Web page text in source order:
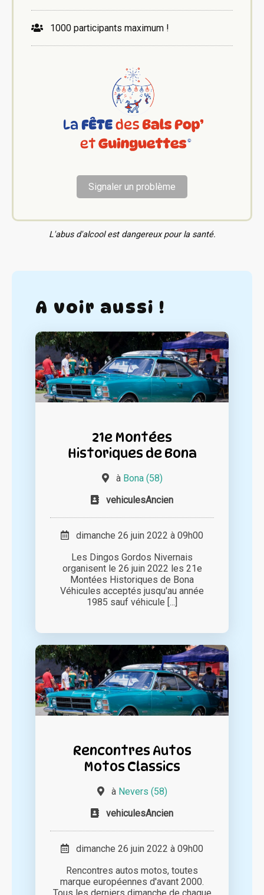
1000 participants maximum !
Signaler un problème
L'abus d'alcool est dangereux pour la santé.
A voir aussi !
21e Montées
Historiques de Bona
à Bona (58)
vehiculesAncien
dimanche 26 juin 2022 à 09h00
Les Dingos Gordos Nivernais
organisent le 26 juin 2022 les 21e
Montées Historiques de Bona
Véhicules acceptés jusqu'au année
1985 sauf véhicule [...]
Rencontres Autos
Motos Classics
à Nevers (58)
vehiculesAncien
dimanche 26 juin 2022 à 09h00
Rencontres autos motos, toutes
marque européennes d'avant 2000.
Tous les derniers dimanche de chaque